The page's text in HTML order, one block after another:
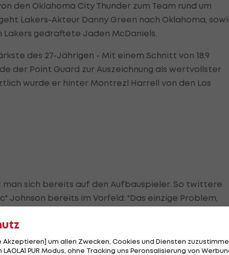
den Oklahoma City Thunder zum Team rund um
Lakers-Akteur Danny Green nach Oklahoma,
gedraftete Jaden McDaniels.
des 27-Jährigen - Mit einem Schnitt von 18,9
der Point Guard zur Auszeichnung als wertvollster
wurde er hinter Montrezl Harrell von den Los
sich bereits auf den Aufbauspieler. So twittere
Johnson bereits im Vorfeld: "Das einzige Problem,
Schröder hat, ist, dass wir nächste Saison nicht die
17.-Picks des NBA-Drafts 2013 angetan sein. Laut
Akzeptieren] um allen Zwecken, Cookies und Diensten
PUR Modus, ohne Tracking uns Peronsalisierung von